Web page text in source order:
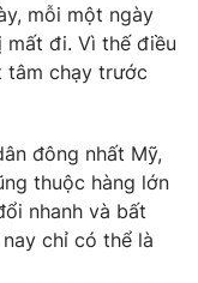
mỗi một ngày
mất đi. Vì thế điều
tâm chạy trước
đông nhất Mỹ,
thuộc hàng lớn
nhanh và bất
chỉ có thể là